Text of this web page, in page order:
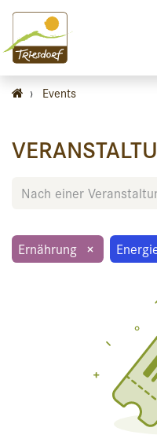
› Events
Ernährung ×